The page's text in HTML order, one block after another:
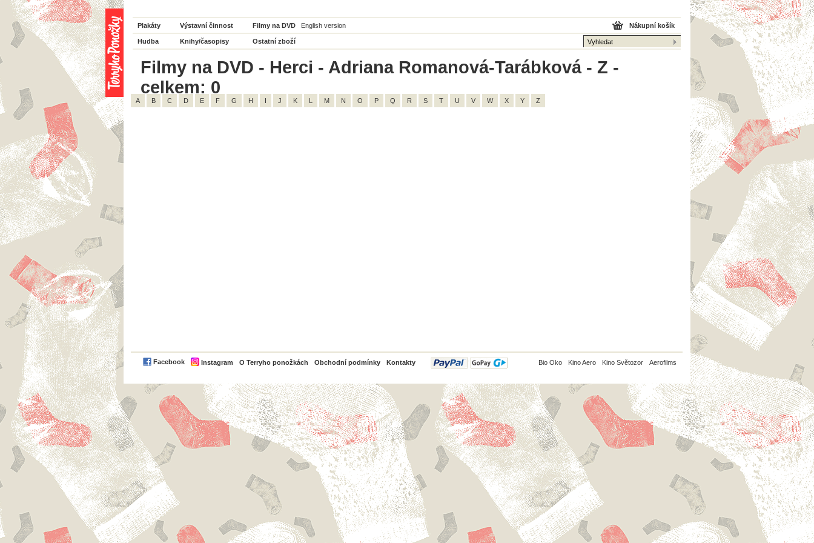
Plakáty Výstavní činnost Filmy na DVD English version
Hudba Knihy/časopisy Ostatní zboží
Nákupní košík
Filmy na DVD - Herci - Adriana Romanová-Tarábková - Z -
celkem: 0
A B C D E F G H I J K L M N O P Q R S T U V W X Y Z
Facebook Instagram O Terryho ponožkách Obchodní podmínky Kontakty
PayPal Bio Oko Kino Aero Kino Světozor Aerofilms